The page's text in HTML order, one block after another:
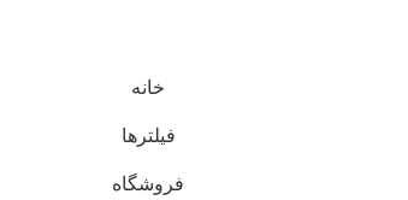
خانه
فیلترها
فروشگاه